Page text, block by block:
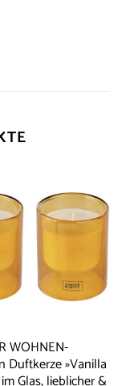
WOHNEN-
Duftkerze »Vanilla